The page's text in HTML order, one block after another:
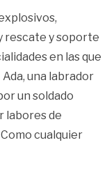
rescate y soporte
en las que
una labrador
un soldado
labores de
cualquier